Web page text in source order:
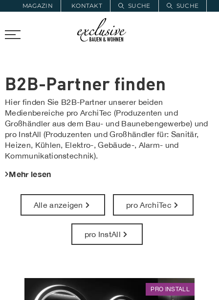
MAGAZIN KONTAKT SUCHE
SUCHE
PROARCHITEC PROINSTALL
B2B-Partner finden
Hier finden Sie B2B-Partner unserer beiden
Medienbereiche pro ArchiTec (Produzenten und
Großhändler aus dem Bau- und Baunebengewerbe) und
pro InstAll (Produzenten und Großhändler für: Sanitär,
Heizen, Kühlen, Elektro-, Gebäude-, Alarm- und
Kommunikationstechnik).
Mehr lesen
Alle anzeigen pro ArchiTec
pro InstAll
PRO INSTALL